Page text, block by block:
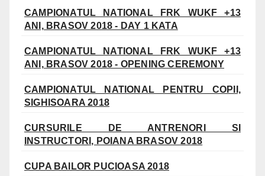
CAMPIONATUL NATIONAL FRK WUKF +13
ANI, BRASOV 2018 - DAY 1 KATA
CAMPIONATUL NATIONAL FRK WUKF +13
ANI, BRASOV 2018 - OPENING CEREMONY
CAMPIONATUL NATIONAL PENTRU COPII,
SIGHISOARA 2018
CURSURILE DE ANTRENORI SI
INSTRUCTORI, POIANA BRASOV 2018
CUPA BAILOR PUCIOASA 2018